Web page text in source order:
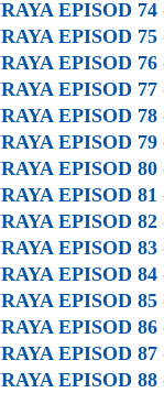
EPISOD 74
EPISOD 75
EPISOD 76
EPISOD 77
EPISOD 78
EPISOD 79
EPISOD 80
EPISOD 81
EPISOD 82
EPISOD 83
EPISOD 84
EPISOD 85
EPISOD 86
EPISOD 87
EPISOD 88